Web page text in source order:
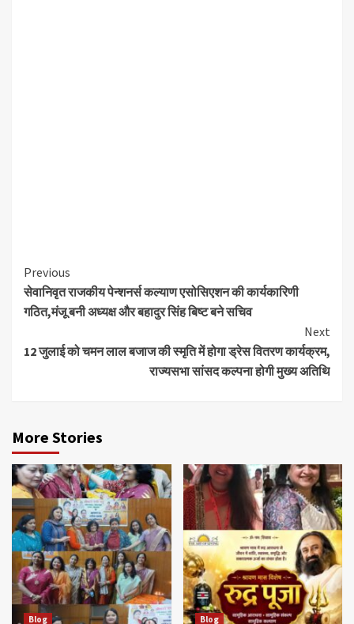
Continue
Reading
Previous
सेवानिवृत राजकीय पेन्शनर्स कल्याण एसोसिएशन की कार्यकारिणी
गठित,मंजू बनी अध्यक्ष और बहादुर सिंह बिष्ट बने सचिव
Next
12 जुलाई को चमन लाल बजाज की स्मृति में होगा ड्रेस वितरण कार्यक्रम,
राज्यसभा सांसद कल्पना होगी मुख्य अतिथि
More Stories
Blog Blog